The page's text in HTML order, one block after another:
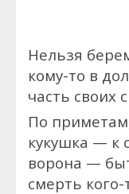
Нельзя
кому-то в
часть своих
По
кукушка — к
ворона —
смерть